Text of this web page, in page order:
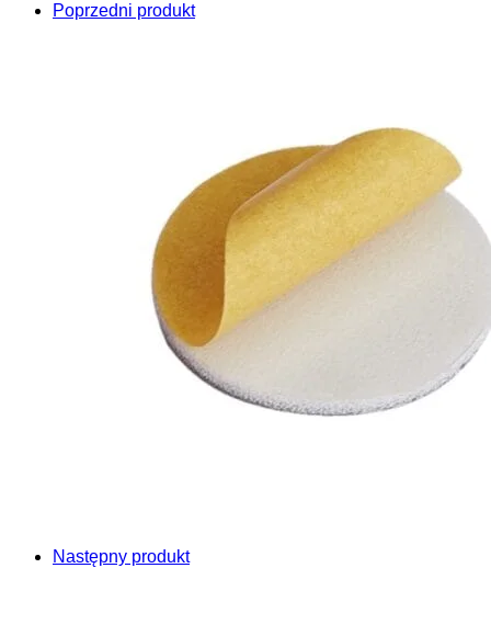
Poprzedni produkt
Następny produkt